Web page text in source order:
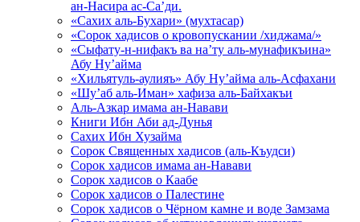
ан-Насира ас-Са’ди.
«Сахих аль-Бухари» (мухтасар)
«Сорок хадисов о кровопускании /хиджама/»
«Сыфату-н-нифакъ ва на’ту аль-мунафикъина»
Абу Ну’айма
«Хильятуль-аулияъ» Абу Ну’айма аль-Асфахани
«Шу’аб аль-Иман» хафиза аль-Байхакъи
Аль-Азкар имама ан-Навави
Книги Ибн Аби ад-Дунья
Сахих Ибн Хузайма
Сорок Священных хадисов (аль-Къудси)
Сорок хадисов имама ан-Навави
Сорок хадисов о Каабе
Сорок хадисов о Палестине
Сорок хадисов о Чёрном камне и воде Замзама